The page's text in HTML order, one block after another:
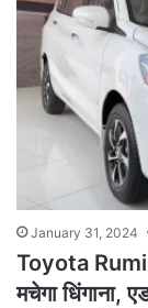
January 31, 2024
Toyota
मचेगा धिंगाना,